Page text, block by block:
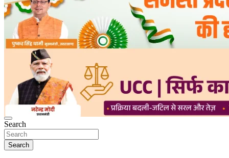
Search
Search